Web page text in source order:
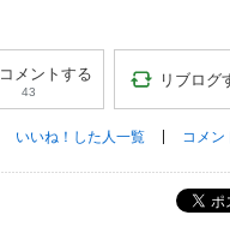
コメントする
43
リブログ
いいね！した人一覧 コメン
ポ